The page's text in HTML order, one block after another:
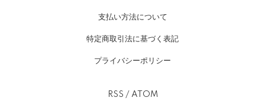
支払い方法について
特定商取引法に基づく表記
プライバシーポリシー
RSS / ATOM